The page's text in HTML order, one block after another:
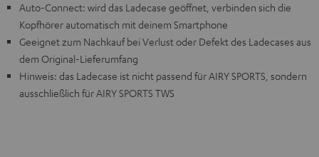
Auto-Connect: wird das Ladecase geöffnet, verbinden sich die
Kopfhörer automatisch mit deinem Smartphone
Geeignet zum Nachkauf bei Verlust oder Defekt des Ladecases aus
dem Original-Lieferumfang
Hinweis: das Ladecase ist nicht passend für AIRY SPORTS, sondern
ausschließlich für AIRY SPORTS TWS